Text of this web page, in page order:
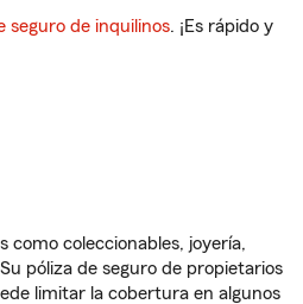
seguro de inquilinos. ¡Es rápido y
como coleccionables, joyería,
póliza de seguro de propietarios
limitar la cobertura en algunos